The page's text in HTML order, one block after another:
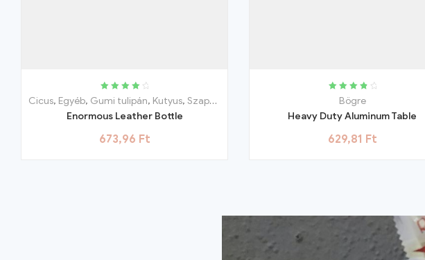
Rated
4.25
Cicus, Egyéb, Gumi tulipán, Kutyus, Szappanvirág
Enormous Leather Bottle
673,96 Ft
Rated
Bögre
Heavy Duty Aluminum Table
629,81 Ft